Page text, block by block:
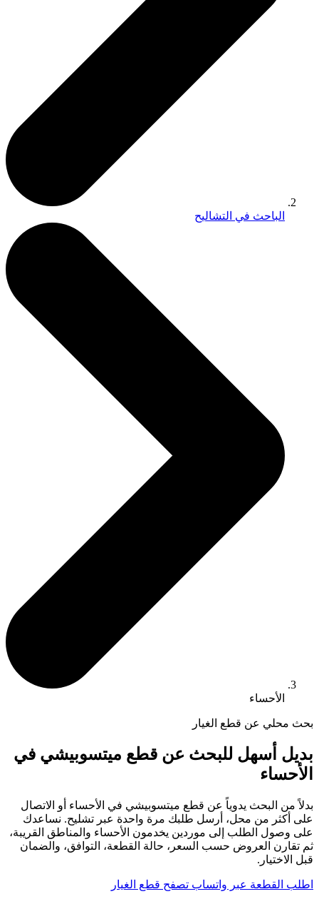
الباحث في التشاليح
الأحساء
بحث محلي عن قطع الغيار
بديل أسهل للبحث عن قطع ميتسوبيشي في
الأحساء
بدلاً من البحث يدوياً عن قطع ميتسوبيشي في الأحساء أو الاتصال
على أكثر من محل، أرسل طلبك مرة واحدة عبر تشليح. نساعدك
على وصول الطلب إلى موردين يخدمون الأحساء والمناطق القريبة،
ثم تقارن العروض حسب السعر، حالة القطعة، التوافق، والضمان
قبل الاختيار.
اطلب القطعة عبر واتساب تصفح قطع الغيار